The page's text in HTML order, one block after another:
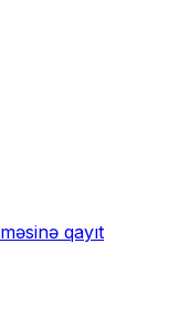
qayıt